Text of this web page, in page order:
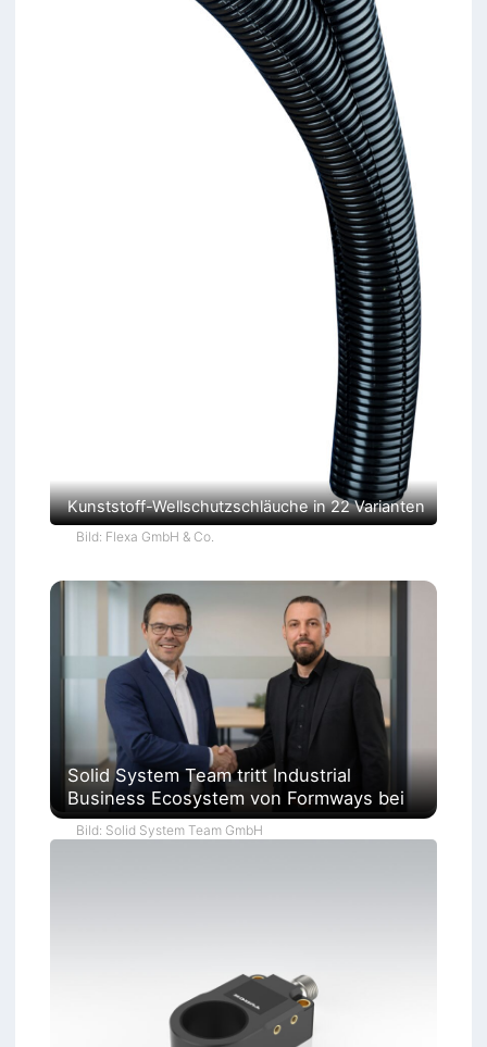
Kunststoff-Wellschutzschläuche in 22 Varianten
Bild: Flexa GmbH & Co.
Solid System Team tritt Industrial
Business Ecosystem von Formways bei
Bild: Solid System Team GmbH